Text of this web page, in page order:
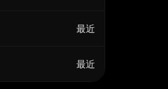
最近
最近